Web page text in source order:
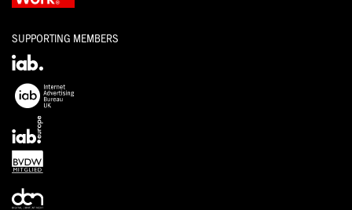
SUPPORTING MEMBERS